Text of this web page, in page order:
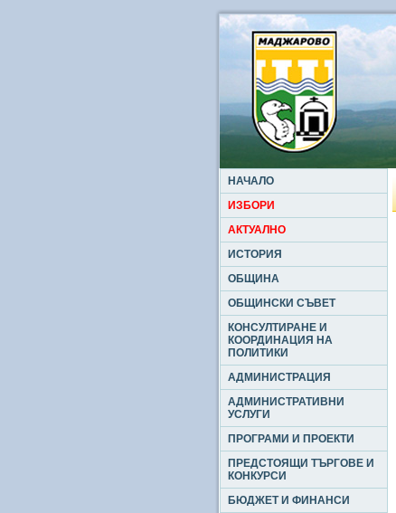
НАЧАЛО
ИЗБОРИ
АКТУАЛНО
ИСТОРИЯ
ОБЩИНА
ОБЩИНСКИ СЪВЕТ
КОНСУЛТИРАНЕ И
КООРДИНАЦИЯ НА
ПОЛИТИКИ
АДМИНИСТРАЦИЯ
АДМИНИСТРАТИВНИ
УСЛУГИ
ПРОГРАМИ И ПРОЕКТИ
ПРЕДСТОЯЩИ ТЪРГОВЕ И
КОНКУРСИ
БЮДЖЕТ И ФИНАНСИ